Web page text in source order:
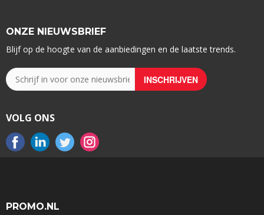
ONZE NIEUWSBRIEF
Blijf op de hoogte van de aanbiedingen en de laatste trends.
VOLG ONS
PROMO.NL